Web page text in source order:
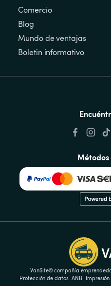
Comercio
Blog
Mundo de ventajas
Boletin informativo
VanSite© compañía
Protección de datos ANB Impresión